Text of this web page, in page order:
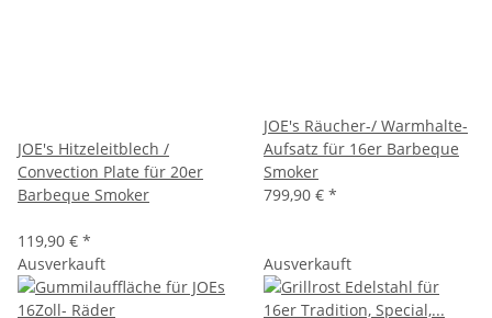
JOE's Hitzeleitblech /
Convection Plate für 20er
Barbeque Smoker
119,90 € *
JOE's Räucher-/ Warmhalte-
Aufsatz für 16er Barbeque
Smoker
799,90 € *
Ausverkauft Ausverkauft